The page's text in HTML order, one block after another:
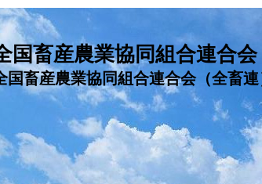
国畜産農業協同組合連合会
国畜産農業協同組合連合会（全畜連